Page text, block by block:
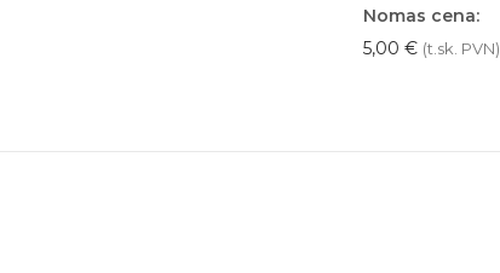
Nomas cena:
5,00 € (t.sk. PVN)